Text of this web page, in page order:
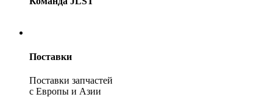
Поставки
Поставки запчастей
с Европы и Азии